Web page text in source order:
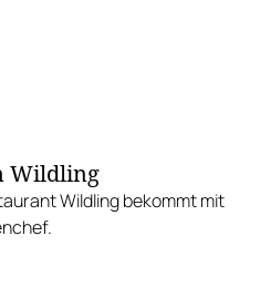
Wildling
Wildling bekommt mit